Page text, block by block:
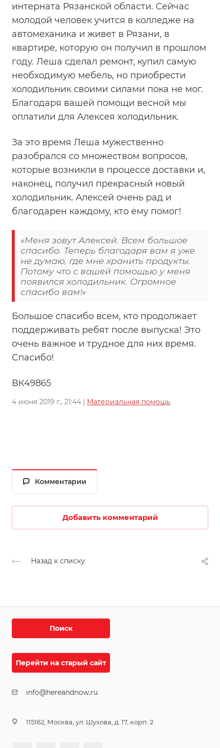
интерната Рязанской области. Сейчас
молодой человек учится в колледже на
автомеханика и живет в Рязани, в
квартире, которую он получил в прошлом
году. Леша сделал ремонт, купил самую
необходимую мебель, но приобрести
холодильник своими силами пока не мог.
Благодаря вашей помощи весной мы
оплатили для Алексея холодильник.
За это время Леша мужественно
разобрался со множеством вопросов,
которые возникли в процессе доставки и,
наконец, получил прекрасный новый
холодильник. Алексей очень рад и
благодарен каждому, кто ему помог!
«Меня зовут Алексей. Всем большое
спасибо. Теперь благодаря вам я уже
не думаю, где мне хранить продукты.
Потому что с вашей помощью у меня
появился холодильник. Огромное
спасибо вам!»
Большое спасибо всем, кто продолжает
поддерживать ребят после выпуска! Это
очень важное и трудное для них время.
Спасибо!
ВК49865
4 июня 2019 г., 21:44 | Материальная помощь
Комментарии
Добавить комментарий
Назад к списку
Поиск
Перейти на старый сайт
info@hereandnow.ru
115162, Москва, ул. Шухова, д. 17, корп. 2